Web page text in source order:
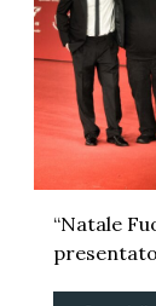
“Natale